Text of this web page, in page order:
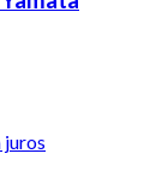
juros